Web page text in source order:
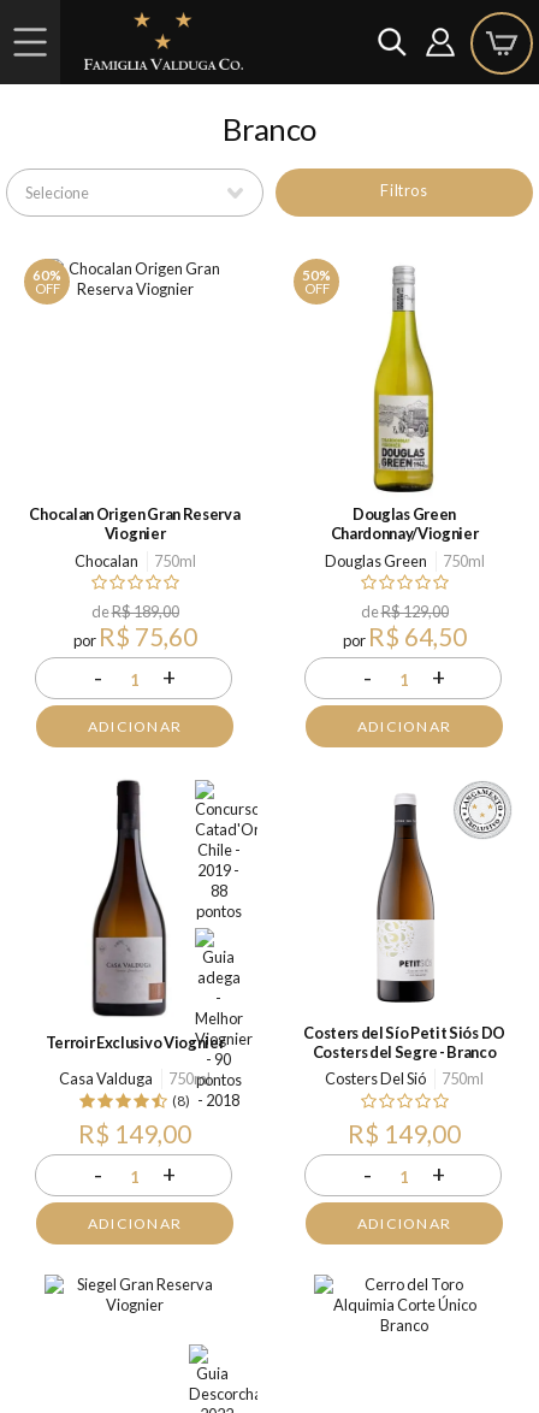
Branco
Filtros
60%
OFF
Chocalan Origen Gran Reserva
Viognier
Chocalan
750ml
deR$ 189,00
por R$ 75,60
- 1 +
ADICIONAR
50%
OFF
Douglas Green
Chardonnay/Viognier
Douglas Green
750ml
deR$ 129,00
por R$ 64,50
- 1 +
ADICIONAR
Terroir Exclusivo Viognier
Casa Valduga
750ml
(8)
R$ 149,00
- 1 +
ADICIONAR
Costers del Sío Petit Siós DO
Costers del Segre - Branco
Costers Del Sió
750ml
R$ 149,00
- 1 +
ADICIONAR